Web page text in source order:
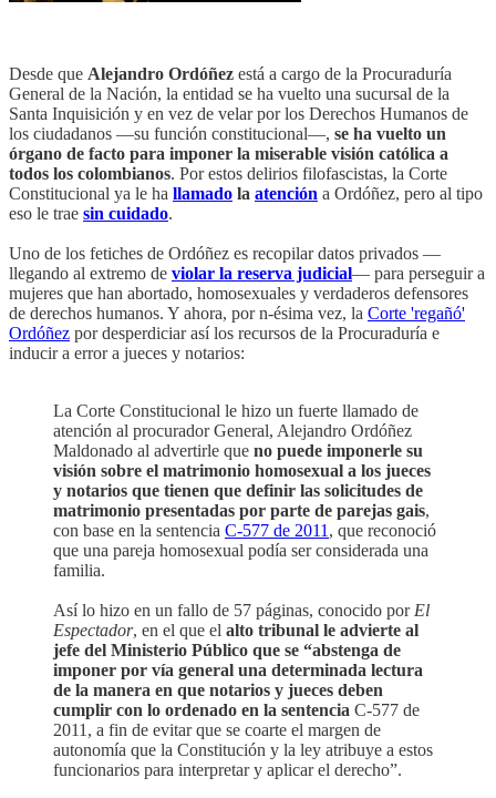
Desde que Alejandro Ordóñez está a cargo de la Procuraduría
General de la Nación, la entidad se ha vuelto una sucursal de la
Santa Inquisición y en vez de velar por los Derechos Humanos de
los ciudadanos —su función constitucional—, se ha vuelto un
órgano de facto para imponer la miserable visión católica a
todos los colombianos. Por estos delirios filofascistas, la Corte
Constitucional ya le ha llamado la atención a Ordóñez, pero al tipo
eso le trae sin cuidado.
Uno de los fetiches de Ordóñez es recopilar datos privados —
llegando al extremo de violar la reserva judicial— para perseguir a
mujeres que han abortado, homosexuales y verdaderos defensores
de derechos humanos. Y ahora, por n-ésima vez, la Corte 'regañó'
Ordóñez por desperdiciar así los recursos de la Procuraduría e
inducir a error a jueces y notarios:
La Corte Constitucional le hizo un fuerte llamado de
atención al procurador General, Alejandro Ordóñez
Maldonado al advertirle que no puede imponerle su
visión sobre el matrimonio homosexual a los jueces
y notarios que tienen que definir las solicitudes de
matrimonio presentadas por parte de parejas gais,
con base en la sentencia C-577 de 2011 , que reconoció
que una pareja homosexual podía ser considerada una
familia.
Así lo hizo en un fallo de 57 páginas, conocido por El
Espectador, en el que el alto tribunal le advierte al
jefe del Ministerio Público que se “abstenga de
imponer por vía general una determinada lectura
de la manera en que notarios y jueces deben
cumplir con lo ordenado en la sentencia C-577 de
2011, a fin de evitar que se coarte el margen de
autonomía que la Constitución y la ley atribuye a estos
funcionarios para interpretar y aplicar el derecho”.